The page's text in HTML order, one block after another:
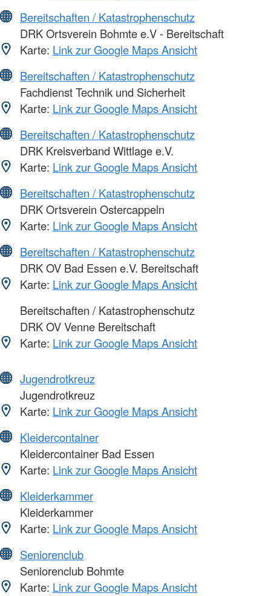
Bereitschaften / Katastrophenschutz
DRK Ortsverein Bohmte e.V - Bereitschaft
Karte: Link zur Google Maps Ansicht
Bereitschaften / Katastrophenschutz
Fachdienst Technik und Sicherheit
Karte: Link zur Google Maps Ansicht
Bereitschaften / Katastrophenschutz
DRK Kreisverband Wittlage e.V.
Karte: Link zur Google Maps Ansicht
Bereitschaften / Katastrophenschutz
DRK Ortsverein Ostercappeln
Karte: Link zur Google Maps Ansicht
Bereitschaften / Katastrophenschutz
DRK OV Bad Essen e.V. Bereitschaft
Karte: Link zur Google Maps Ansicht
Bereitschaften / Katastrophenschutz
DRK OV Venne Bereitschaft
Karte: Link zur Google Maps Ansicht
Jugendrotkreuz
Jugendrotkreuz
Karte: Link zur Google Maps Ansicht
Kleidercontainer
Kleidercontainer Bad Essen
Karte: Link zur Google Maps Ansicht
Kleiderkammer
Kleiderkammer
Karte: Link zur Google Maps Ansicht
Seniorenclub
Seniorenclub Bohmte
Karte: Link zur Google Maps Ansicht